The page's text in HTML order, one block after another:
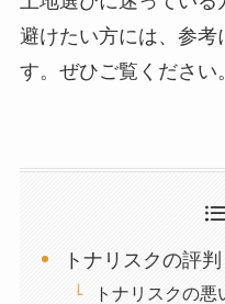
避けたい方には、参考
す。ぜひご覧ください。
トナリスクの評
トナリスクの悪